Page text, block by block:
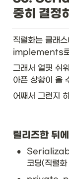
중히 결정
직렬화는 클래
implements로
그래서 얼핏 쉬
아픈 상황이 올
어째서 그런지
릴리즈한 뒤
•
코딩(직렬